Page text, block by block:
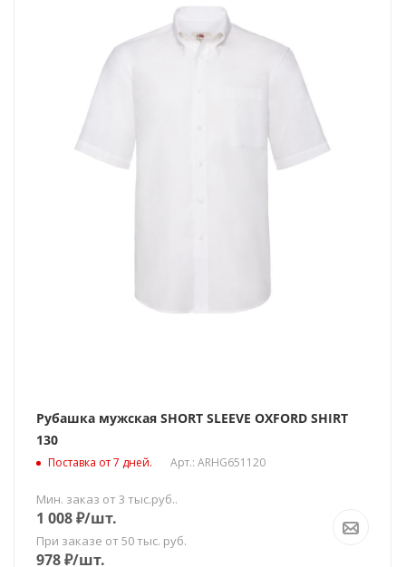
Рубашка мужская SHORT SLEEVE OXFORD SHIRT
130
Поставка от 7 дней. Арт.: ARHG651120
Мин. заказ от 3 тыс.руб..
1 008₽/шт.
При заказе от 50 тыс. руб.
978₽/шт.